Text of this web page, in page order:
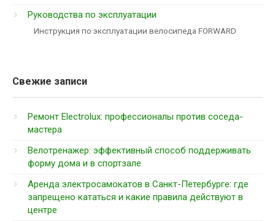
Руководства по эксплуатации
Инструкция по эксплуатации велосипеда FORWARD
Свежие записи
Ремонт Electrolux: профессионалы против соседа-
мастера
Велотренажер: эффективный способ поддерживать
форму дома и в спортзале
Аренда электросамокатов в Санкт-Петербурге: где
запрещено кататься и какие правила действуют в
центре